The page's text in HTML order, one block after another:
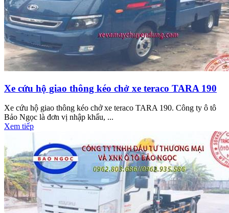
Xe cứu hộ giao thông kéo chở xe teraco TARA 190
Xe cứu hộ giao thông kéo chở xe teraco TARA 190. Công ty ô tô
Bảo Ngọc là đơn vị nhập khẩu, ...
Xem tiếp